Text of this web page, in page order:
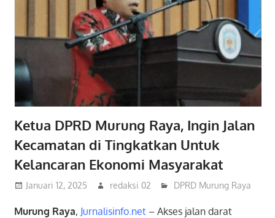
Ketua DPRD Murung Raya, Ingin Jalan
Kecamatan di Tingkatkan Untuk
Kelancaran Ekonomi Masyarakat
Januari 12, 2025 redaksi 02 DPRD Murung Raya
Murung Raya, Jurnalisinfo.net– Akses jalan darat